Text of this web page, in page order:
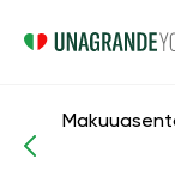
Asanat ja